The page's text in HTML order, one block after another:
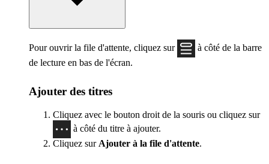
Pour ouvrir la file d'attente, cliquez sur
à côté de la barre
de lecture en bas de l'écran.
Ajouter des titres
Cliquez avec le bouton droit de la souris ou cliquez sur
à côté du titre à ajouter.
Cliquez sur Ajouter à la file d'attente.